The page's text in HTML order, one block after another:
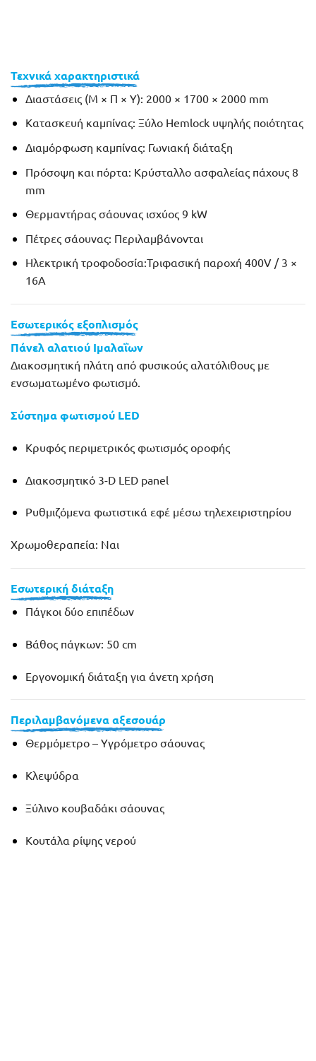
Τεχνικά χαρακτηριστικά
Διαστάσεις (Μ × Π × Υ): 2000 × 1700 × 2000 mm
Κατασκευή καμπίνας: Ξύλο Hemlock υψηλής ποιότητας
Διαμόρφωση καμπίνας: Γωνιακή διάταξη
Πρόσοψη και πόρτα: Κρύσταλλο ασφαλείας πάχους 8
mm
Θερμαντήρας σάουναςισχύος 9 kW
Πέτρες σάουνας: Περιλαμβάνονται
Ηλεκτρική τροφοδοσία:Τριφασική παροχή 400V / 3 ×
16A
Εσωτερικός εξοπλισμός
Πάνελ αλατιού Ιμαλαΐων
Διακοσμητική πλάτη από φυσικούς αλατόλιθους με
ενσωματωμένο φωτισμό.
Σύστημα φωτισμού LED
Κρυφός περιμετρικός φωτισμός οροφής
Διακοσμητικό 3-D LED panel
Ρυθμιζόμενα φωτιστικά εφέ μέσω τηλεχειριστηρίου
Χρωμοθεραπεία: Ναι
Εσωτερική διάταξη
Πάγκοι δύο επιπέδων
Βάθος πάγκων: 50 cm
Εργονομική διάταξη για άνετη χρήση
Περιλαμβανόμενα αξεσουάρ
Θερμόμετρο – Υγρόμετρο σάουνας
Κλεψύδρα
Ξύλινο κουβαδάκι σάουνας
Κουτάλα ρίψης νερού